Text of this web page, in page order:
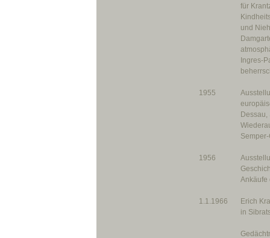
für
und
Ingres-
1955
1956
Ankäufe
1.1.1966
Erich
in